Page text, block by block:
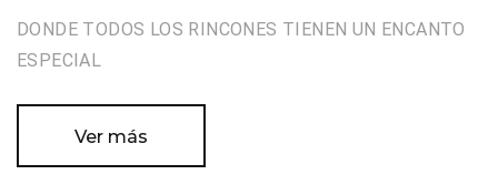
DONDE TODOS LOS RINCONES TIENEN UN ENCANTO
ESPECIAL
Ver más